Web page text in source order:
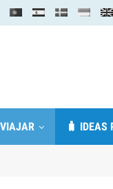
🧳 IDEAS